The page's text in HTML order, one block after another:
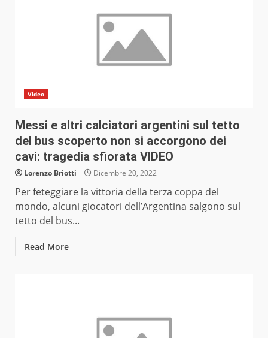
Video
Messi e altri calciatori argentini sul tetto
del bus scoperto non si accorgono dei
cavi: tragedia sfiorata VIDEO
Lorenzo Briotti Dicembre 20, 2022
Per feteggiare la vittoria della terza coppa del
mondo, alcuni giocatori dell’Argentina salgono sul
tetto del bus...
Read More